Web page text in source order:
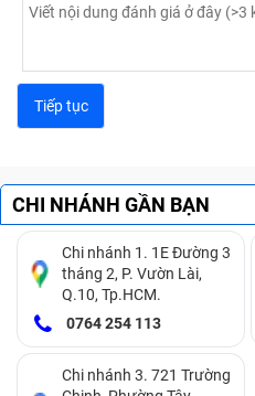
CHI NHÁNH GẦN BẠN
Chi nhánh 1. 1E Đường 3
tháng 2, P. Vườn Lài,
Q.10, Tp.HCM.
0764 254 113
Chi nhánh 3. 721 Trường